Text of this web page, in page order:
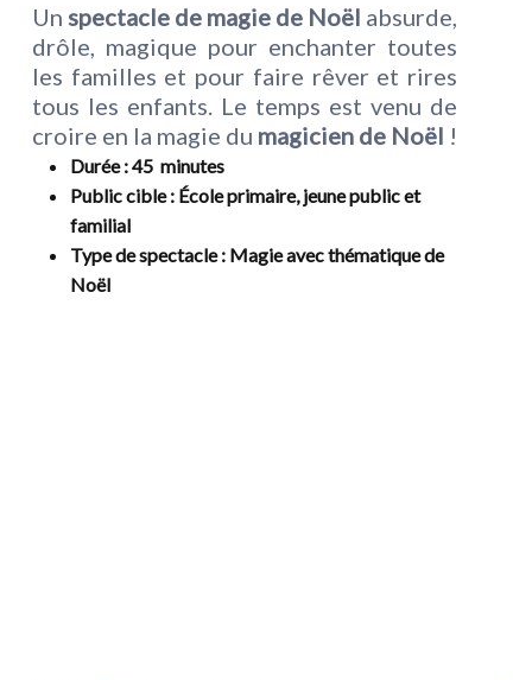
Un spectacle de magie de Noël absurde,
drôle, magique pour enchanter toutes
les familles et pour faire rêver et rires
tous les enfants. Le temps est venu de
croire en la magie du magicien de Noël !
Durée: 45 minutes
Public cible: École primaire, jeune public et
familial
Type de spectacle: Magie avec thématique de
Noël